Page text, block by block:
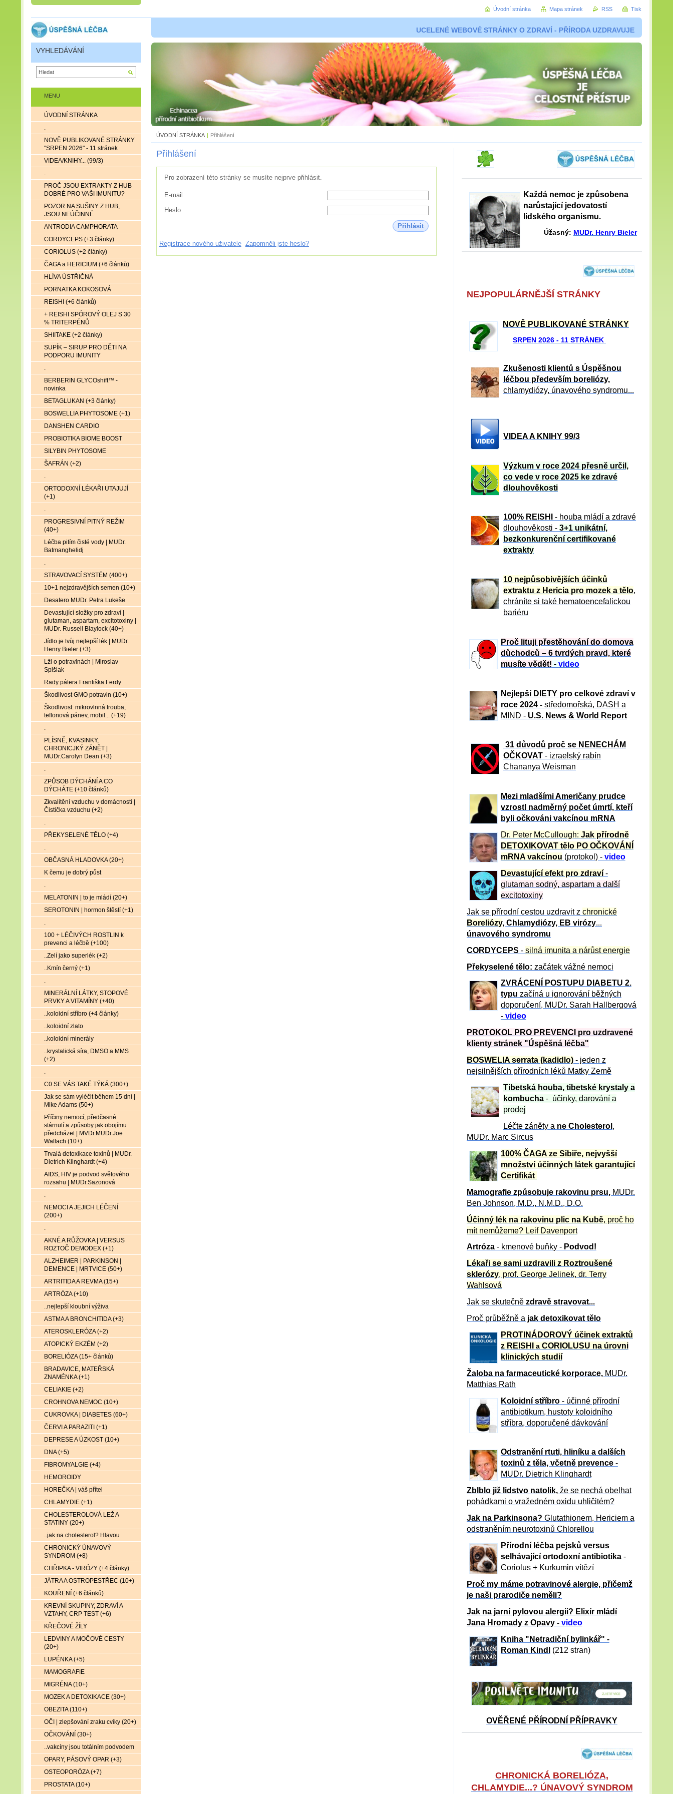
UCELENÉ WEBOVÉ STRÁNKY O ZDRAVÍ - PŘÍRODA UZDRAVUJE
ÚVODNÍ STRÁNKA | Přihlášení
Přihlášení
Pro zobrazení této stránky se musíte nejprve přihlásit.
E-mail
Heslo
Přihlásit
Registrace nového uživatele Zapomněli jste heslo?
Každá nemoc je způsobena
narůstající jedovatostí
lidského organismu.
Úžasný: MUDr. Henry Bieler
NEJPOPULÁRNĚJŠÍ STRÁNKY
NOVĚ PUBLIKOVANÉ STRÁNKY
SRPEN 2026 - 11 STRÁNEK
Zkušenosti klientů s Úspěšnou
léčbou především boreliózy,
chlamydiózy, únavového syndromu...
VIDEA A KNIHY 99/3
Výzkum v roce 2024 přesně určil,
co vede v roce 2025 ke zdravé
dlouhověkosti
100% REISHI
- houba mládí a zdravé
dlouhověkosti - 3+1 unikátní,
bezkonkurenční certifikované
extrakty
10 nejpůsobivějších účinků
extraktu z Hericia pro mozek a tělo,
chráníte si také hematoencefalickou
bariéru
Proč lituji přestěhování do domova
důchodců – 6 tvrdých pravd, které
musíte vědět! - video
Nejlepší DIETY pro celkové zdraví v
roce 2024 - středomořská, DASH a
MIND - U.S. News & World Report
31 důvod ů proč se NENECHÁM
OČKOVAT - izraelský rabín
Chananya Weisman
Mezi mladšími Američany prudce
vzrostl nadměrný počet úmrtí, kteří
byli očkováni vakcínou mRNA
Dr. Peter McCullough: Jak přírodně
DETOXIKOVAT tělo PO OČKOVÁNÍ
mRNA vakcínou (protokol) - video
Devastující efekt pro zdraví-
glutaman sodný, aspartam a další
excitotoxiny
Jak se přírodní cestou uzdravit z chronické
Boreliózy, Chlamydiózy, EB virózy...
únavového syndromu
CORDYCEPS - silná imunita a nárůst energie
Překyselené tělo: začátek vážné nemoci
ZVRÁCE NÍ POSTUPU DIABETU 2.
typu začíná u ignorování běžných
doporučení, MUDr. Sarah Hallbergová
- video
PROTOKOL PRO PREVENCI pro uzdravené
klienty stránek "Úspěšná léčba"
BOSWELIA serrata (kadidlo) - jeden z
nejsilnějších přírodních léků Matky Země
Tibetská houba, tibetské krystaly a
kombucha - účinky, darování a
prodej
Léčte záněty a ne Cholesterol ,
MUDr. Marc Sircus
100% ČAGA ze Sibiře, nejvyšší
množství účinných látek garantující
Certifikát
Mamografie způsobuje rakovinu prsu, MUDr.
Ben Johnson, M.D., N.M.D., D.O.
Účinný lék na rakovinu plic na Kubě, proč ho
mít nemůžeme? Leif Davenport
Artróza - kmenové buňky - Podvod!
Lékaři se sami uzdravili z Roztroušené
sklerózy, prof. George Jelinek, dr. Terry
Wahlsová
Jak se skutečně zdravě stravovat...
Proč průběžně a jak detoxikovat tělo
PROTINÁDOROVÝ účinek extraktů
z REISHI a CORIOLUSU na úrovni
klinických studií
Žaloba na farmaceutické korporace, MUDr.
Matthias Rath
Koloidní stříbro- účinné přírodní
antibiotikum, hustoty koloidního
stříbra, doporučené dávkování
Odstranění rtuti, hliníku a dalších
toxinů z těla, včetně prevence -
MUDr. Dietrich Klinghardt
Zblblo již lidstvo natolik, že se nechá obelhat
pohádkami o vražedném oxidu uhličitém?
Jak na Parkinsona? Glutathionem, Hericiem a
odstraněním neurotoxinů Chlorellou
Přírodní léčba pejsků versus
selhávající ortodoxní antibiotika -
Coriolus + Kurkumin vítězí
Proč my máme potravinové alergie, přičemž
je naši prarodiče neměli?
Jak na jarní pylovou alergii? Elixír mládí
Jana Hromady z Opavy - video
Kniha "Netradiční bylinkář" -
Roman Kindl
(212 stran)
OVĚŘENÉ PŘÍRODNÍ PŘÍPRAVKY
CHRONICKÁ BORELIÓZA,
CHLAMYDIE...? ÚNAVOVÝ SYNDROM
MENU
ÚVODNÍ STRÁNKA
.
NOVĚ PUBLIKOVANÉ STRÁNKY
"SRPEN 2026" - 11 stránek
VIDEA/KNIHY... (99/3)
.
PROČ JSOU EXTRAKTY Z HUB
DOBRÉ PRO VAŠI IMUNITU?
POZOR NA SUŠINY Z HUB,
JSOU NEÚČINNÉ
ANTRODIA CAMPHORATA
CORDYCEPS (+3 články)
CORIOLUS (+2 články)
ČAGA a HERICIUM (+6 článků)
HLÍVA ÚSTŘIČNÁ
PORNATKA KOKOSOVÁ
REISHI (+6 článků)
+ REISHI SPÓROVÝ OLEJ S 30
% TRITERPÉNŮ
SHIITAKE (+2 články)
SUPÍK – SIRUP PRO DĚTI NA
PODPORU IMUNITY
.
BERBERIN GLYCOshift™ -
novinka
BETAGLUKAN (+3 články)
BOSWELLIA PHYTOSOME (+1)
DANSHEN CARDIO
PROBIOTIKA BIOME BOOST
SILYBIN PHYTOSOME
ŠAFRÁN (+2)
.
ORTODOXNÍ LÉKAŘI UTAJUJÍ
(+1)
.
PROGRESIVNÍ PITNÝ REŽIM
(40+)
Léčba pitím čisté vody | MUDr.
Batmanghelidj
.
STRAVOVACÍ SYSTÉM (400+)
10+1 nejzdravějších semen (10+)
Desatero MUDr. Petra Lukeše
Devastující složky pro zdraví |
glutaman, aspartam, excitotoxiny |
MUDr. Russell Blaylock (40+)
Jídlo je tvůj nejlepší lék | MUDr.
Henry Bieler (+3)
Lži o potravinách | Miroslav
Spišiak
Rady pátera Františka Ferdy
Škodlivost GMO potravin (10+)
Škodlivost: mikrovlnná trouba,
teflonová pánev, mobil... (+19)
.
PLÍSNĚ, KVASINKY,
CHRONICJKÝ ZÁNĚT |
MUDr.Carolyn Dean (+3)
.
ZPŮSOB DÝCHÁNÍ A CO
DÝCHÁTE (+10 článků)
Zkvalitění vzduchu v domácnosti |
Čistička vzduchu (+2)
.
PŘEKYSELENÉ TĚLO (+4)
.
OBČASNÁ HLADOVKA (20+)
K čemu je dobrý půst
.
MELATONIN | to je mládí (20+)
SEROTONIN | hormon štěstí (+1)
.
100 + LÉČIVÝCH ROSTLIN k
prevenci a léčbě (+100)
..Zelí jako superlék (+2)
..Kmín černý (+1)
.
MINERÁLNÍ LÁTKY, STOPOVÉ
PRVKY A VITAMÍNY (+40)
..koloidní stříbro (+4 články)
..koloidní zlato
..koloidní minerály
..krystalická síra, DMSO a MMS
(+2)
.
C0 SE VÁS TAKÉ TÝKÁ (300+)
Jak se sám vyléčit během 15 dní |
Mike Adams (50+)
Příčiny nemocí, předčasné
stárnutí a způsoby jak obojímu
předcházet | MVDr.MUDr.Joe
Wallach (10+)
Trvalá detoxikace toxinů | MUDr.
Dietrich Klinghardt (+4)
AIDS, HIV je podvod světového
rozsahu | MUDr.Sazonová
.
NEMOCI A JEJICH LÉČENÍ
(200+)
.
AKNÉ A RŮŽOVKA | VERSUS
ROZTOČ DEMODEX (+1)
ALZHEIMER | PARKINSON |
DEMENCE | MRTVICE (50+)
ARTRITIDA A REVMA (15+)
ARTRÓZA (+10)
..nejlepší kloubní výživa
ASTMA A BRONCHITIDA (+3)
ATEROSKLERÓZA (+2)
ATOPICKÝ EKZÉM (+2)
BORELIÓZA (15+ článků)
BRADAVICE, MATEŘSKÁ
ZNAMÉNKA (+1)
CELIAKIE (+2)
CROHNOVA NEMOC (10+)
CUKROVKA | DIABETES (60+)
ČERVI A PARAZITI (+1)
DEPRESE A ÚZKOST (10+)
DNA (+5)
FIBROMYALGIE (+4)
HEMOROIDY
HOREČKA | váš přítel
CHLAMYDIE (+1)
CHOLESTEROLOVÁ LEŽ A
STATINY (20+)
..jak na cholesterol? Hlavou
CHRONICKÝ ÚNAVOVÝ
SYNDROM (+8)
CHŘIPKA - VIRÓZY (+4 články)
JÁTRA A OSTROPESTŘEC (10+)
KOUŘENÍ (+6 článků)
KREVNÍ SKUPINY, ZDRAVÍ A
VZTAHY, CRP TEST (+6)
KŘEČOVÉ ŽÍLY
LEDVINY A MOČOVÉ CESTY
(20+)
LUPÉNKA (+5)
MAMOGRAFIE
MIGRÉNA (10+)
MOZEK A DETOXIKACE (30+)
OBEZITA (110+)
OČI | zlepšování zraku cviky (20+)
OČKOVÁNÍ (30+)
..vakcíny jsou totálním podvodem
OPARY, PÁSOVÝ OPAR (+3)
OSTEOPORÓZA (+7)
PROSTATA (10+)
VYHLEDÁVÁNÍ
Úvodní stránka Mapa stránek RSS Tisk